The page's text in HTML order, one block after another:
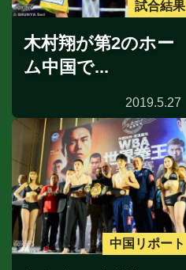
試合結果
木村翔が第2のホー
ム中国で...
2019.5.27
中国リポート